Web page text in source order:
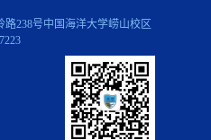
238号中国海洋大学崂山校区